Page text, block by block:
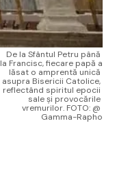
De la Sfântul Petru până
la Francisc, fiecare papă a
lăsat o amprentă unică
asupra Bisericii Catolice,
reflectând spiritul epocii
sale și provocările
vremurilor. FOTO: @
Gamma-Rapho